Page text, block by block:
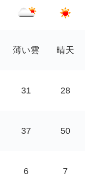
薄い雲 晴天
31 28
37 50
6 7